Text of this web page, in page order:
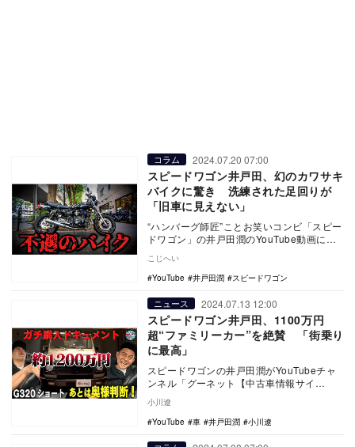
コラム 2024.07.20 07:00
スピードワゴン井戸田、幻のカワサキ
バイクに驚き 洗練された足回りが
「旧車に見えない」
“ハンバーグ師匠”ことお笑いコンビ「スピー
ドワゴン」の井戸田潤のYouTube動画に、
遇…
こじへい
YouTube
井戸田潤 スピードワゴン
ニュース 2024.07.13 12:00
スピードワゴン井戸田、1100万円
超“ファミリーカー”を絶賛 「街乗り
に最高」
スピードワゴンの井戸田潤がYouTubeチャ
ンネル「グーネット【中古車情報サイ
ス G32…
小川遼
YouTube
車 井戸田潤 小川遼